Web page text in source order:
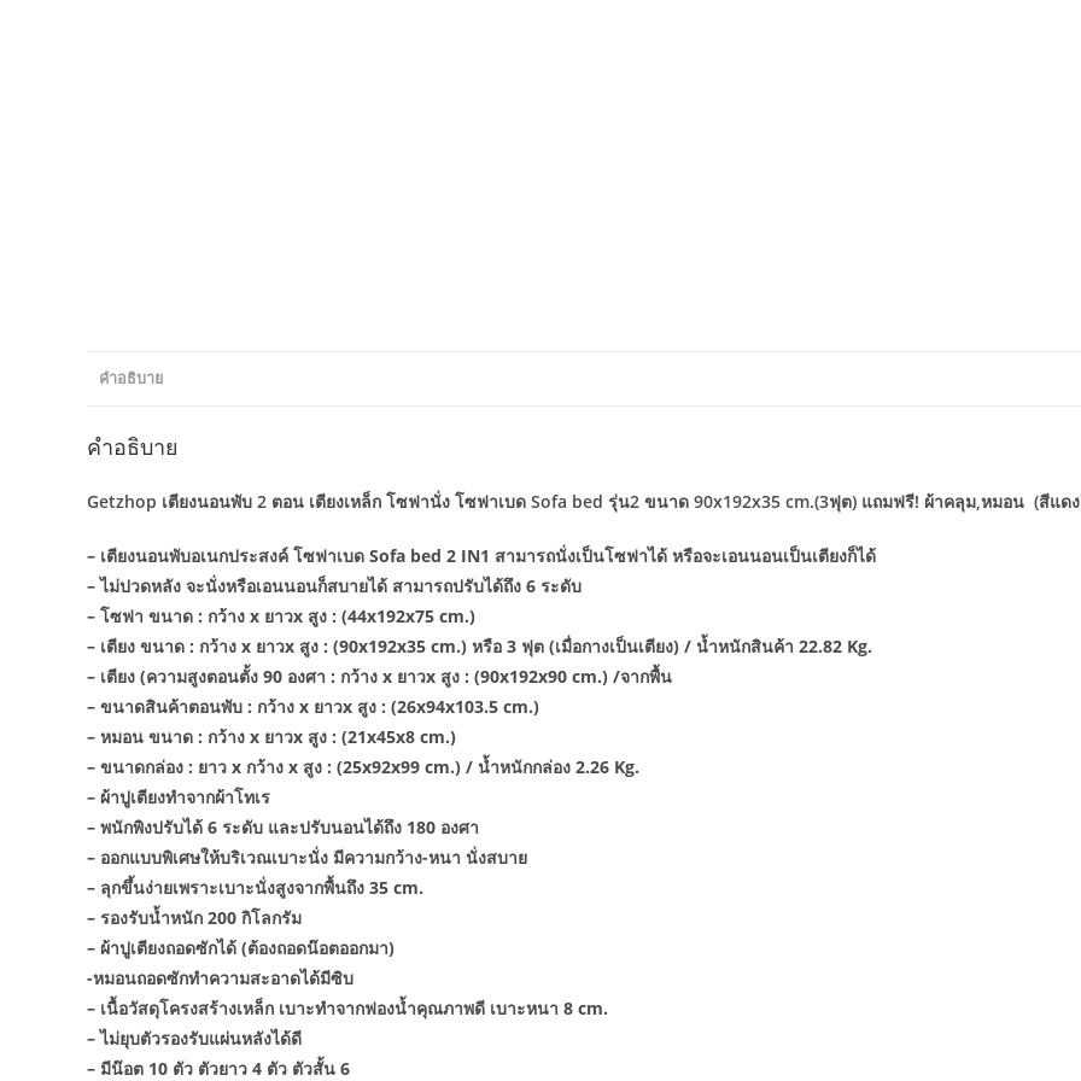
คำอธิบาย
คำอธิบาย
Getzhop เตียงนอนพับ 2 ตอน เตียงเหล็ก โซฟานั่ง โซฟาเบด Sofa bed รุ่น2 ขนาด 90x192x35 cm.(3ฟุต) แถมฟรี! ผ้าคลุม,หมอน (สีแด
– เตียงนอนพับอเนกประสงค์ โซฟาเบด Sofa bed 2 IN1 สามารถนั่งเป็นโซฟาได้ หรือจะเอนนอนเป็นเตียงก็ได้
– ไม่ปวดหลัง จะนั่งหรือเอนนอนก็สบายได้ สามารถปรับได้ถึง 6 ระดับ
– โซฟา ขนาด : กว้าง x ยาวx สูง : (44x192x75 cm.)
– เตียง ขนาด : กว้าง x ยาวx สูง : (90x192x35 cm.) หรือ 3 ฟุต (เมื่อกางเป็นเตียง) / น้ำหนักสินค้า 22.82 Kg.
– เตียง (ความสูงตอนตั้ง 90 องศา : กว้าง x ยาวx สูง : (90x192x90 cm.) /จากพื้น
– ขนาดสินค้าตอนพับ : กว้าง x ยาวx สูง : (26x94x103.5 cm.)
– หมอน ขนาด : กว้าง x ยาวx สูง : (21x45x8 cm.)
– ขนาดกล่อง : ยาว x กว้าง x สูง : (25x92x99 cm.) / น้ำหนักกล่อง 2.26 Kg.
– ผ้าปูเตียงทำจากผ้าโทเร
– พนักพิงปรับได้ 6 ระดับ และปรับนอนได้ถึง 180 องศา
– ออกแบบพิเศษให้บริเวณเบาะนั่ง มีความกว้าง-หนา นั่งสบาย
– ลุกขึ้นง่ายเพราะเบาะนั่งสูงจากพื้นถึง 35 cm.
– รองรับน้ำหนัก 200 กิโลกรัม
– ผ้าปูเตียงถอดซักได้ (ต้องถอดน๊อตออกมา)
-หมอนถอดซักทำความสะอาดได้มีซิบ
– เนื้อวัสดุโครงสร้างเหล็ก เบาะทำจากฟองน้ำคุณภาพดี เบาะหนา 8 cm.
– ไม่ยุบตัวรองรับแผ่นหลังได้ดี
– มีน๊อต 10 ตัว ตัวยาว 4 ตัว ตัวสั้น 6